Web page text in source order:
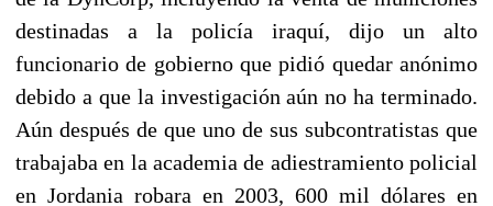
destinadas a la policía iraquí, dijo un alto
funcionario de gobierno que pidió quedar anónimo
debido a que la investigación aún no ha terminado.
Aún después de que uno de sus subcontratistas que
trabajaba en la academia de adiestramiento policial
en Jordania robara en 2003, 600 mil dólares en